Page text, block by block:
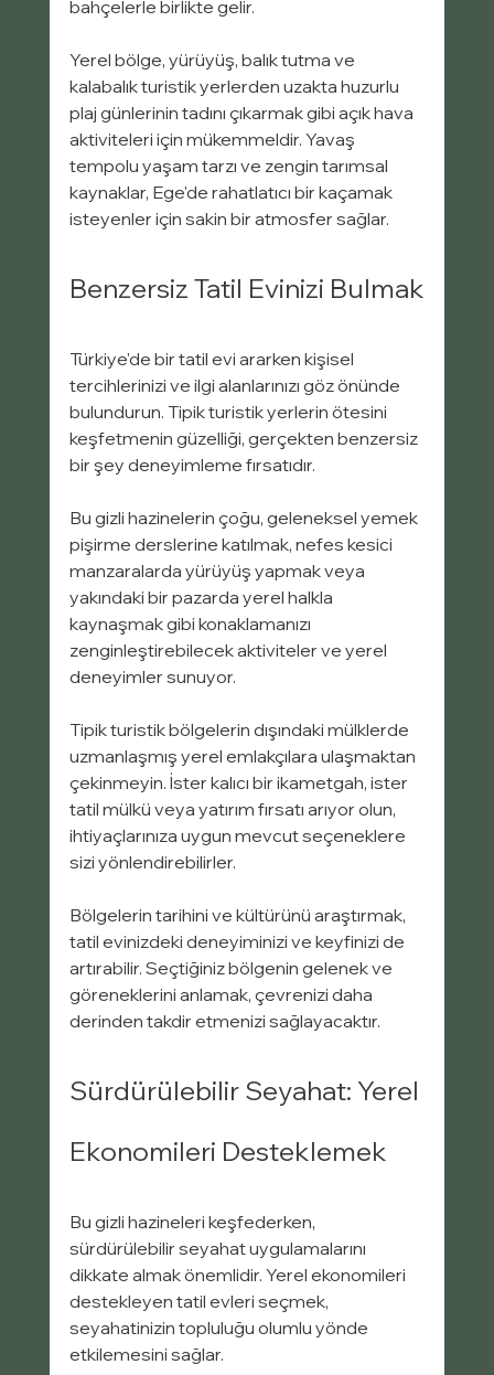
bahçelerle birlikte gelir.
Yerel bölge, yürüyüş, balık tutma ve
kalabalık turistik yerlerden uzakta huzurlu
plaj günlerinin tadını çıkarmak gibi açık hava
aktiviteleri için mükemmeldir. Yavaş
tempolu yaşam tarzı ve zengin tarımsal
kaynaklar, Ege'de rahatlatıcı bir kaçamak
isteyenler için sakin bir atmosfer sağlar.
Benzersiz Tatil Evinizi Bulmak
Türkiye'de bir tatil evi ararken kişisel
tercihlerinizi ve ilgi alanlarınızı göz önünde
bulundurun. Tipik turistik yerlerin ötesini
keşfetmenin güzelliği, gerçekten benzersiz
bir şey deneyimleme fırsatıdır.
Bu gizli hazinelerin çoğu, geleneksel yemek
pişirme derslerine katılmak, nefes kesici
manzaralarda yürüyüş yapmak veya
yakındaki bir pazarda yerel halkla
kaynaşmak gibi konaklamanızı
zenginleştirebilecek aktiviteler ve yerel
deneyimler sunuyor.
Tipik turistik bölgelerin dışındaki mülklerde
uzmanlaşmış yerel emlakçılara ulaşmaktan
çekinmeyin. İster kalıcı bir ikametgah, ister
tatil mülkü veya yatırım fırsatı arıyor olun,
ihtiyaçlarınıza uygun mevcut seçeneklere
sizi yönlendirebilirler.
Bölgelerin tarihini ve kültürünü araştırmak,
tatil evinizdeki deneyiminizi ve keyfinizi de
artırabilir. Seçtiğiniz bölgenin gelenek ve
göreneklerini anlamak, çevrenizi daha
derinden takdir etmenizi sağlayacaktır.
Sürdürülebilir Seyahat: Yerel
Ekonomileri Desteklemek
Bu gizli hazineleri keşfederken,
sürdürülebilir seyahat uygulamalarını
dikkate almak önemlidir. Yerel ekonomileri
destekleyen tatil evleri seçmek,
seyahatinizin topluluğu olumlu yönde
etkilemesini sağlar.